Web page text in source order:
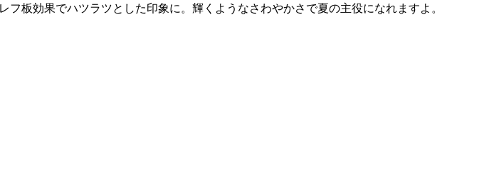
板効果でハツラツとした印象に。輝くようなさわやかさで夏の主役になれますよ。